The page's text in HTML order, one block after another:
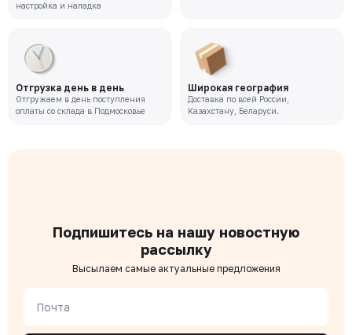
настройка и наладка
Отгрузка день в день
Отгружаем в день поступления
оплаты со склада в Подмосковье
Широкая география
Доставка по всей России,
Казахстану, Беларуси.
Подпишитесь на нашу новостную
рассылку
Высылаем самые актуальные предложения
Почта